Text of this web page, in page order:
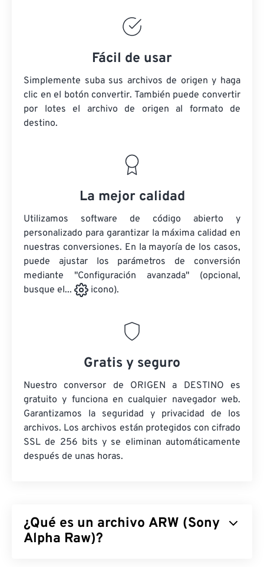
Fácil de usar
Simplemente suba sus archivos de origen y haga
clic en el botón convertir. También puede convertir
por lotes el archivo de origen al formato de
destino.
La mejor calidad
Utilizamos software de código abierto y
personalizado para garantizar la máxima calidad en
nuestras conversiones. En la mayoría de los casos,
puede ajustar los parámetros de conversión
mediante "Configuración avanzada" (opcional,
busque el...
icono).
Gratis y seguro
Nuestro conversor de ORIGEN a DESTINO es
gratuito y funciona en cualquier navegador web.
Garantizamos la seguridad y privacidad de los
archivos. Los archivos están protegidos con cifrado
SSL de 256 bits y se eliminan automáticamente
después de unas horas.
¿Qué es un archivo ARW (Sony
Alpha Raw)?